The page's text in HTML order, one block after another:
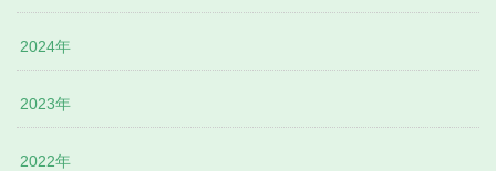
2024年
2023年
2022年